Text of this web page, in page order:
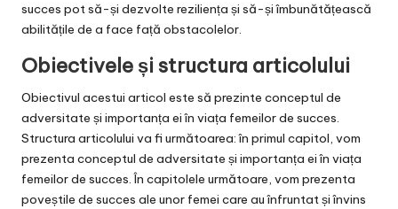
succes pot să-și dezvolte reziliența și să-și îmbunătățească
abilitățile de a face față obstacolelor.
Obiectivele și structura articolului
Obiectivul acestui articol este să prezinte conceptul de
adversitate și importanța ei în viața femeilor de succes.
Structura articolului va fi următoarea: în primul capitol, vom
prezenta conceptul de adversitate și importanța ei în viața
femeilor de succes. În capitolele următoare, vom prezenta
poveștile de succes ale unor femei care au înfruntat și învins